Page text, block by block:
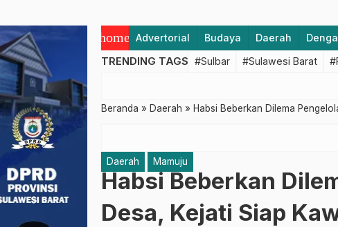
home Advertorial Budaya Daerah
TRENDING TAGS #Sulbar #Sulawesi Barat
Beranda » Daerah » Habsi Beberkan Dilema
Daerah Mamuju
Habsi Beberkan
Desa, Kejati Siap